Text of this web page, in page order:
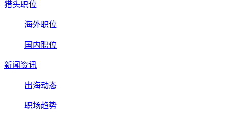
猎头职位
海外职位
国内职位
新闻资讯
出海动态
职场趋势